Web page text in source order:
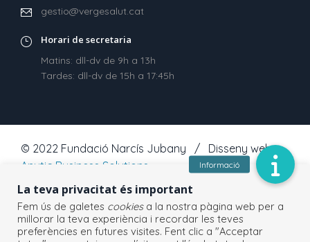
gestio@vergesalut.cat
Horari de secretaria
Matins: dll-dv de 9h a 13h
Tardes: dll-dv de 15h a 17:45h
© 2022 Fundació Narcís Jubany / Disseny web
Anytic Business Solutions
La teva privacitat és important
Fem ús de galetes cookiesa la nostra pàgina web per a
millorar la teva experiència i recordar les teves
preferències en futures visites. Fent clic a "Acceptar